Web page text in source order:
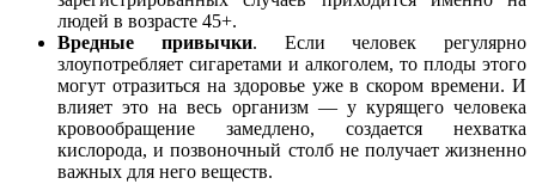
людей в возрасте 45+.
Вредные привычки. Если человек регулярно
злоупотребляет сигаретами и алкоголем, то плоды этого
могут отразиться на здоровье уже в скором времени. И
влияет это на весь организм — у курящего человека
кровообращение замедлено, создается нехватка
кислорода, и позвоночный столб не получает жизненно
важных для него веществ.